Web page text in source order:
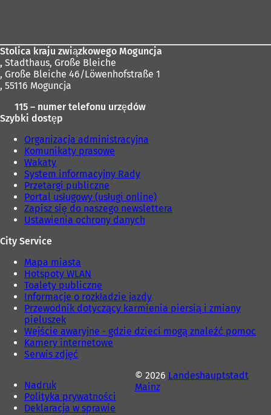
Stolica kraju związkowego Moguncja
, Stadthaus, Große Bleiche
, Große Bleiche 46/Löwenhofstraße 1
, 55116 Moguncja
115 – numer telefonu urzędów
Szybki dostęp
Organizacja administracyjna
Komunikaty prasowe
Wakaty
System informacyjny Rady
Przetargi publiczne
Portal usługowy (usługi online)
Zapisz się do naszego newslettera
Ustawienia ochrony danych
City Service
Mapa miasta
Hotspoty WLAN
Toalety publiczne
Informacje o rozkładzie jazdy
Przewodnik dotyczący karmienia piersią i zmiany
pieluszek
Wejście awaryjne - gdzie dzieci mogą znaleźć pomoc
Kamery internetowe
Serwis zdjęć
Nadruk
Polityka prywatności
Deklaracja w sprawie
© 2026 Landeshauptstadt
Mainz